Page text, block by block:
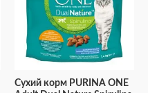
Сухий корм PURINA ONE